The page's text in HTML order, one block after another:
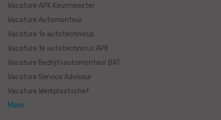
Vacature APK Keurmeester
Vacature Automonteur
Vacature 1e autotechnicus
Vacature 1e autotechnicus APK
Vacature Bedrijfsautomonteur BAT
Vacature Service Adviseur
Vacature Werkplaatschef
Meer